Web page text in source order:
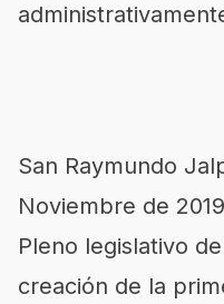
San Raymundo
Noviembre de
Pleno legislativo
creación de la